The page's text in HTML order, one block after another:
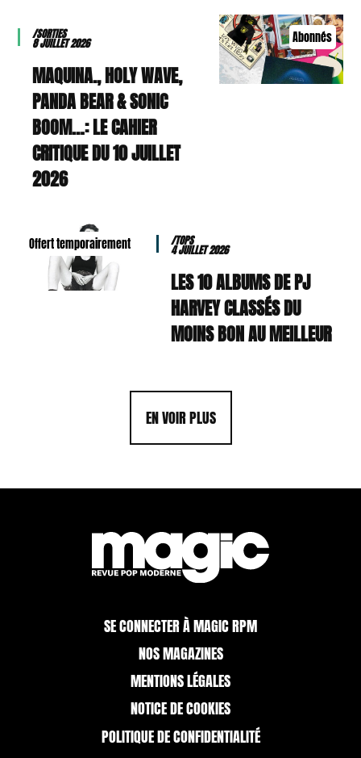
Abonnés
/SORTIES
8 JUILLET 2026
MAQUINA., HOLY WAVE,
PANDA BEAR & SONIC
BOOM…: LE CAHIER
CRITIQUE DU 10 JUILLET
2026
Offert temporairement /TOPS
4 JUILLET 2026
LES 10 ALBUMS DE PJ
HARVEY CLASSÉS DU
MOINS BON AU MEILLEUR
EN VOIR PLUS
SE CONNECTER À MAGIC RPM
NOS MAGAZINES
MENTIONS LÉGALES
NOTICE DE COOKIES
POLITIQUE DE CONFIDENTIALITÉ